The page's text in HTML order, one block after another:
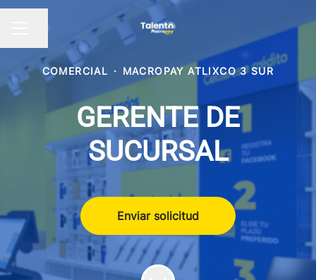
Menú de empleo
Compartir página
COMERCIAL · MACROPAY ATLIXCO 3 SUR
GERENTE DE
SUCURSAL
Enviar solicitud